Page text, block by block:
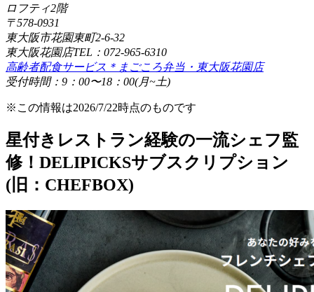
ロフティ2階
〒578-0931
東大阪市花園東町2-6-32
東大阪花園店TEL：072-965-6310
高齢者配食サービス＊まごころ弁当・東大阪花園店
受付時間：9：00〜18：00(月~土)
※この情報は2026/7/22時点のものです
星付きレストラン経験の一流シェフ監
修！DELIPICKSサブスクリプション
(旧：CHEFBOX)